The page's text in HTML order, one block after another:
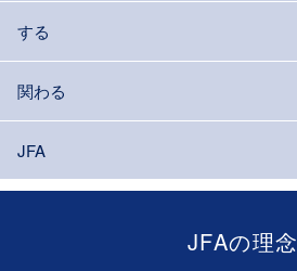
する
関わる
JFA
JFAの理念